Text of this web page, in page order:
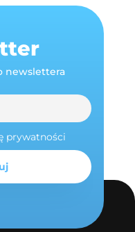
newslettera
prywatności